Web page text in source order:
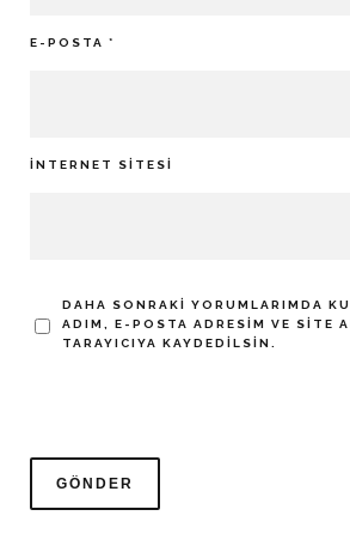
E-POSTA *
İNTERNET SITESI
DAHA SONRAKI YORUMLARIMDA
ADIM, E-POSTA ADRESIM VE SITE
TARAYICIYA KAYDEDILSIN.